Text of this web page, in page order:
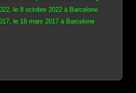
le 8 octobre 2022 à Barcelone
le 18 mars 2017 à Barcelone